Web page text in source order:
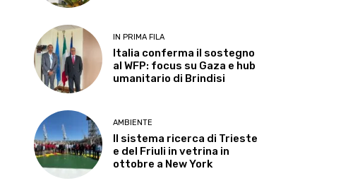
IN PRIMA FILA
Italia conferma il sostegno
al WFP: focus su Gaza e hub
umanitario di Brindisi
AMBIENTE
Il sistema ricerca di Trieste
e del Friuli in vetrina in
ottobre a New York